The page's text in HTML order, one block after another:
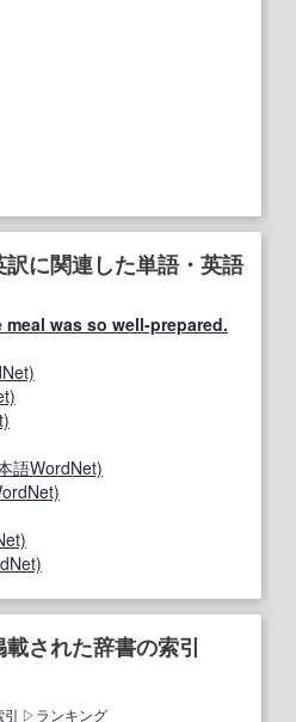
訳に関連した単語・英語
was so well-prepared.
語WordNet)
載された辞書の索引
引
ランキング